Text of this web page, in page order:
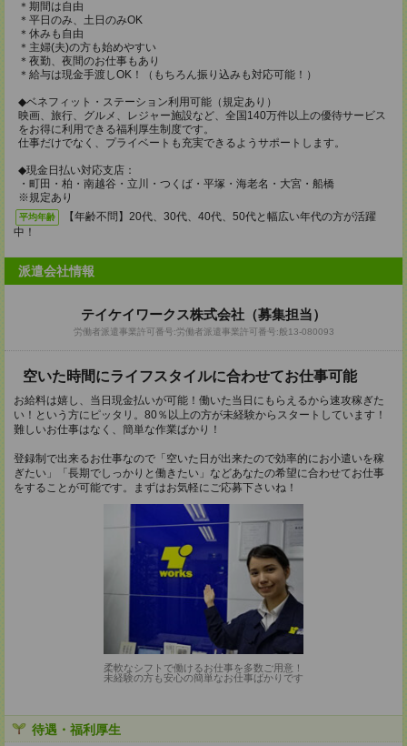
＊期間は自由
＊平日のみ、土日のみOK
＊休みも自由
＊主婦(夫)の方も始めやすい
＊夜勤、夜間のお仕事もあり
＊給与は現金手渡しOK！（もちろん振り込みも対応可能！）
◆ベネフィット・ステーション利用可能（規定あり）
映画、旅行、グルメ、レジャー施設など、全国140万件以上の優待サービス
をお得に利用できる福利厚生制度です。
仕事だけでなく、プライベートも充実できるようサポートします。
◆現金日払い対応支店：
・町田・柏・南越谷・立川・つくば・平塚・海老名・大宮・船橋
※規定あり
平均年齢
【年齢不問】20代、30代、40代、50代と幅広い年代の方が活躍
中！
派遣会社情報
テイケイワークス株式会社（募集担当）
労働者派遣事業許可番号:労働者派遣事業許可番号:般13-080093
空いた時間にライフスタイルに合わせてお仕事可能
お給料は嬉し、当日現金払いが可能！働いた当日にもらえるから速攻稼ぎた
い！という方にピッタリ。80％以上の方が未経験からスタートしています！
難しいお仕事はなく、簡単な作業ばかり！
登録制で出来るお仕事なので「空いた日が出来たので効率的にお小遣いを稼
ぎたい」「長期でしっかりと働きたい」などあなたの希望に合わせてお仕事
をすることが可能です。まずはお気軽にご応募下さいね！
柔軟なシフトで働けるお仕事を多数ご用意！
未経験の方も安心の簡単なお仕事ばかりです
待遇・福利厚生